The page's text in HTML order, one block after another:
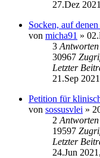
27.Dez
Socken, auf
von micha91 »
3 Antworten
30967
Letzter
21.Sep
Petition für
von sossusvlei »
2 Antworten
19597
Letzter
24.Jun